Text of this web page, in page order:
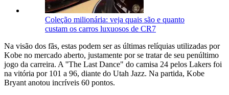
Coleção milionária: veja quais são e quanto
custam os carros luxuosos de CR7
Na visão dos fãs, estas podem ser as últimas relíquias utilizadas por
Kobe no mercado aberto, justamente por se tratar de seu penúltimo
jogo da carreira. A ''The Last Dance" do camisa 24 pelos Lakers foi
na vitória por 101 a 96, diante do Utah Jazz. Na partida, Kobe
Bryant anotou incríveis 60 pontos.